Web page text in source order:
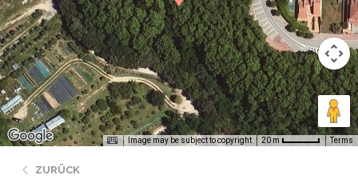
Image may be subject to copyright 20 m Terms
ZURÜCK